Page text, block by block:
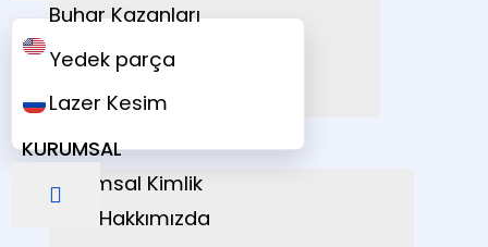
Buhar Kazanları
Yedek parça
Lazer Kesim
KURUMSAL
Kurumsal Kimlik
Hakkımızda